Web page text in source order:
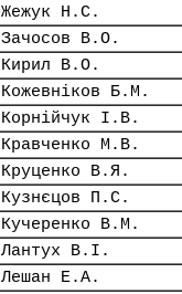
Жежук Н.С.
Зачосов В.О.
Кирил В.О.
Кожевніков Б.М.
Корнійчук І.В.
Кравченко М.В.
Круценко В.Я.
Кузнєцов П.С.
Кучеренко В.М.
Лантух В.І.
Лешан Е.А.